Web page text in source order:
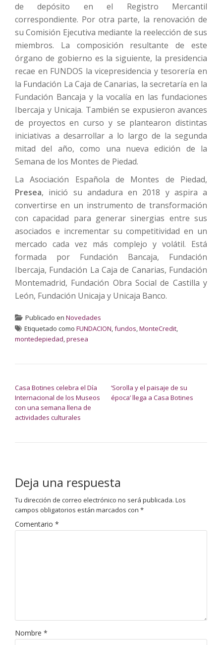
de depósito en el Registro Mercantil
correspondiente. Por otra parte, la renovación de
su Comisión Ejecutiva mediante la reelección de sus
miembros. La composición resultante de este
órgano de gobierno es la siguiente, la presidencia
recae en FUNDOS la vicepresidencia y tesorería en
la Fundación La Caja de Canarias, la secretaría en la
Fundación Bancaja y la vocalía en las fundaciones
Ibercaja y Unicaja. También se expusieron avances
de proyectos en curso y se plantearon distintas
iniciativas a desarrollar a lo largo de la segunda
mitad del año, como una nueva edición de la
Semana de los Montes de Piedad.
La Asociación Española de Montes de Piedad,
Presea, inició su andadura en 2018 y aspira a
convertirse en un instrumento de transformación
con capacidad para generar sinergias entre sus
asociados e incrementar su competitividad en un
mercado cada vez más complejo y volátil. Está
formada por Fundación Bancaja, Fundación
Ibercaja, Fundación La Caja de Canarias, Fundación
Montemadrid, Fundación Obra Social de Castilla y
León, Fundación Unicaja y Unicaja Banco.
Publicado en Novedades
Etiquetado como FUNDACION,fundos,MonteCredit,
montedepiedad,presea
Casa Botines celebra el Día
Internacional de los Museos
con una semana llena de
actividades culturales
‘Sorolla y el paisaje de su
época’ llega a Casa Botines
Deja una respuesta
Tu dirección de correo electrónico no será publicada. Los
campos obligatorios están marcados con *
Comentario *
Nombre *